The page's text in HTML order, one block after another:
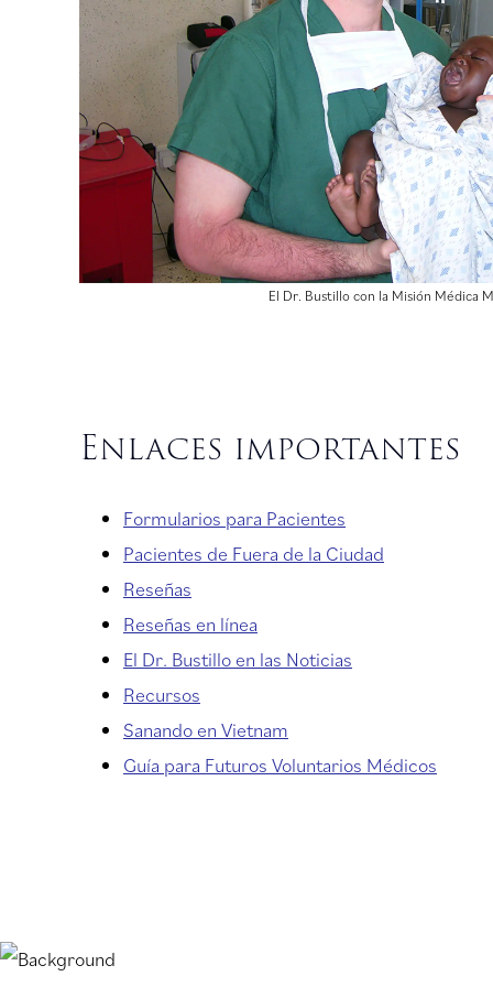
El Dr. Bustillo con la Misión Médica
Enlaces importantes
Formularios para Pacientes
Pacientes de Fuera de la Ciudad
Reseñas
Reseñas en línea
El Dr. Bustillo en las Noticias
Recursos
Sanando en Vietnam
Guía para Futuros Voluntarios Médicos